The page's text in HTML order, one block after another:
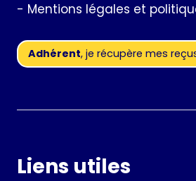
- Mentions légales et
Adhérent, je récupère mes
Liens utiles